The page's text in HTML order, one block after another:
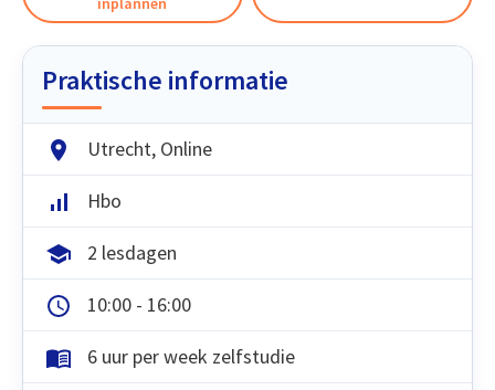
Praktische informatie
Utrecht, Online
Hbo
2 lesdagen
10:00 - 16:00
6 uur per week zelfstudie